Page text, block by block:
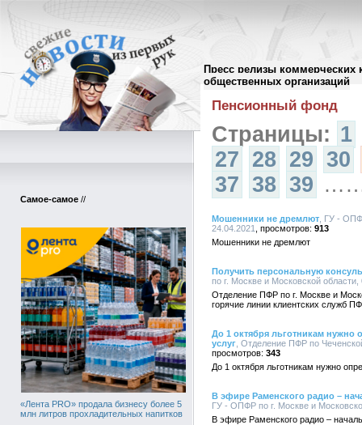
Пресс релизы коммерческих
общественных организаций
Самое-самое //
«Лента PRO» продала бизнесу более 5
млн литров прохладительных напитков
Архив пресс-релизов//
Пенсионный фонд
Страницы: 1
27 28 29 30
37 38 39
Мошенники не дремлют , ГУ -
24.04.2021
913
Мошенники не дремлют
Получить персональную
по г. Москве и Московской области,
Отделение ПФР по г. Москве и
горячие линии клиентских служб
До 1 октября льготникам нужно
услуг , Отделение ПФР по
343
До 1 октября льготникам нужно
В эфире Раменского радио –
ГУ - ОПФР по г. Москве и
В эфире Раменского радио –